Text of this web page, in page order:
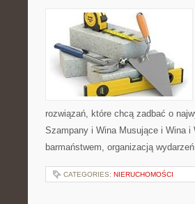
rozwiązań, które chcą zadbać o
Szampany i Wina Musujące i Wina
barmaństwem, organizacją
CATEGORIES: NIERUCHOMOŚCI